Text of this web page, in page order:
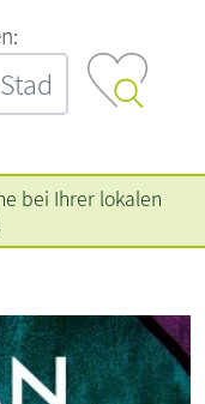
bei Ihrer lokalen